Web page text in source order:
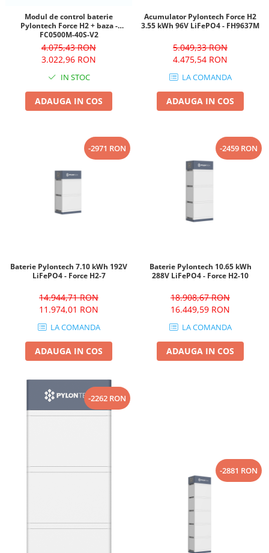
Modul de control baterie
Pylontech Force H2 + baza -
FC0500M-40S-V2
4.075,43 RON
3.022,96 RON
IN STOC
ADAUGA IN COS
Acumulator Pylontech Force H2
3.55 kWh 96V LiFePO4 - FH9637M
5.049,33 RON
4.475,54 RON
LA COMANDA
ADAUGA IN COS
-2971 RON
Baterie Pylontech 7.10 kWh 192V
LiFePO4 - Force H2-7
14.944,71 RON
11.974,01 RON
LA COMANDA
ADAUGA IN COS
-2459 RON
Baterie Pylontech 10.65 kWh
288V LiFePO4 - Force H2-10
18.908,67 RON
16.449,59 RON
LA COMANDA
ADAUGA IN COS
-2262 RON
-2881 RON